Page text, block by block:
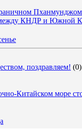
Пханмунджом
КНДР и Южной
поздравляем! (0)
Китайском море